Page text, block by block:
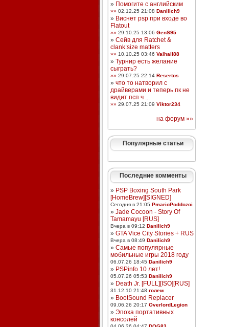
» Помогите с английским
»» 02.12.25 21:08 Danilich9
» Виснет psp при входе во
Flatout
»» 29.10.25 13:06 GenS95
» Сейв для Ratchet &
clank:size matters
»» 10.10.25 03:46 Valhall88
» Турнир есть желание
сыграть?
»» 29.07.25 22:14 Resertos
» что то натворил с
драйверами и теперь пк не
видит псп ч ...
»» 29.07.25 21:09 Viktor234
на форум »»
Популярные статьи
Последние комменты
» PSP Boxing South Park
[HomeBrew][SIGNED]
Сегодня в 21:05 PmarioPoddozoi
» Jade Cocoon - Story Of
Tamamayu [RUS]
Вчера в 09:12 Danilich9
» GTA Vice City Stories + RUS
Вчера в 08:49 Danilich9
» Самые популярные
мобильные игры 2018 году
06.07.26 18:45 Danilich9
» PSPinfo 10 лет!
05.07.26 05:53 Danilich9
» Death Jr. [FULL][ISO][RUS]
31.12.10 21:48 голем
» BootSound Replacer
09.06.26 20:17 OverlordLegion
» Эпоха портативных
консолей